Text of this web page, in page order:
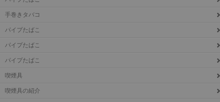
手巻きタバコ
パイプたばこ
パイプたばこ
パイプたばこ
喫煙具
喫煙具の紹介